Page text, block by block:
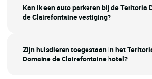
Kan ik een auto parkeren bij de Teritoria
de Clairefontaine vestiging?
Zijn huisdieren toegestaan in het
Domaine de Clairefontaine hotel?